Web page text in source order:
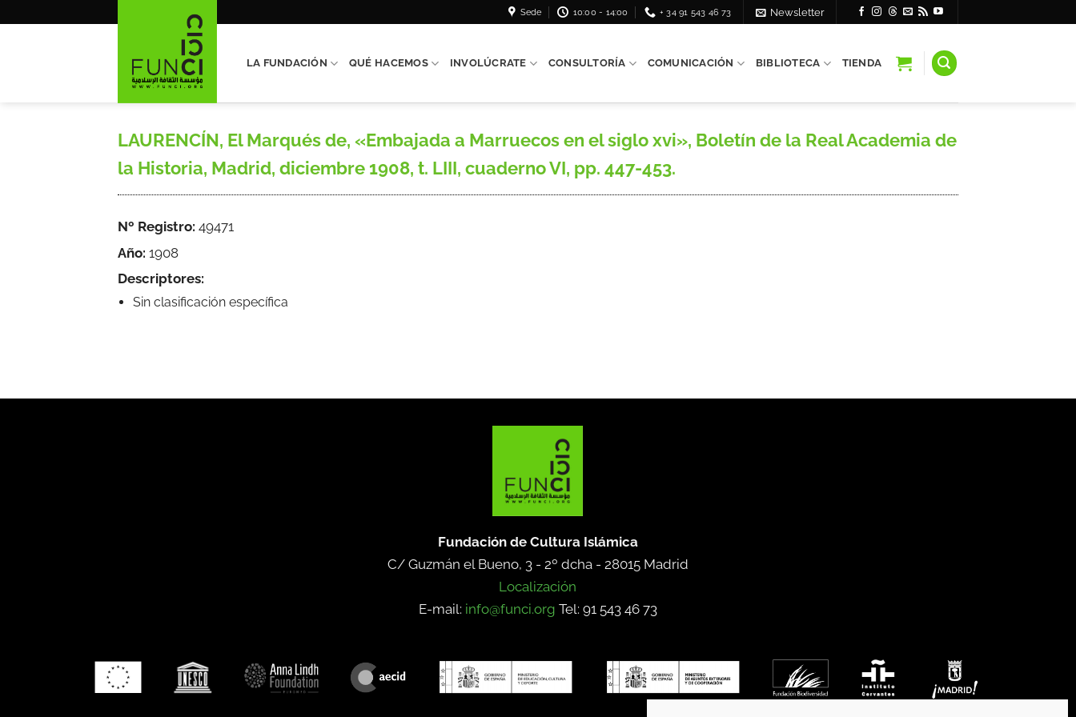
Sede 10:00 - 14:00 + 34 91 543 46 73 Newsletter
LA FUNDACIÓN QUÉ HACEMOS INVOLÚCRATE CONSULTORÍA COMUNICACIÓN BIBLIOTECA TIENDA
LAURENCÍN, El Marqués de, «Embajada a Marruecos en el siglo xvi», Boletín de la Real Academia de
la Historia, Madrid, diciembre 1908, t. LIII, cuaderno VI, pp. 447-453.
Nº Registro: 49471
Año: 1908
Descriptores:
Sin clasificación específica
Fundación de Cultura Islámica
C/ Guzmán el Bueno, 3 - 2º dcha - 28015 Madrid
Localización
E-mail: info@funci.org Tel: 91 543 46 73